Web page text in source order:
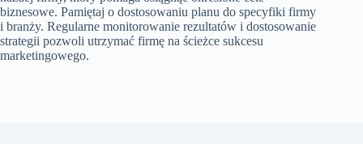
biznesowe. Pamiętaj o dostosowaniu planu do specyfiki firmy
i branży. Regularne monitorowanie rezultatów i dostosowanie
strategii pozwoli utrzymać firmę na ścieżce sukcesu
marketingowego.